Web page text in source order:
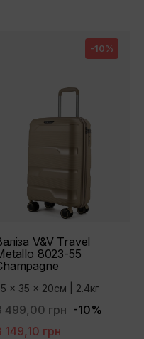
V&V Travel
8023-55
x 35 x 20см | 2.4кг
499,00 грн -10%
149,10 грн
-10%